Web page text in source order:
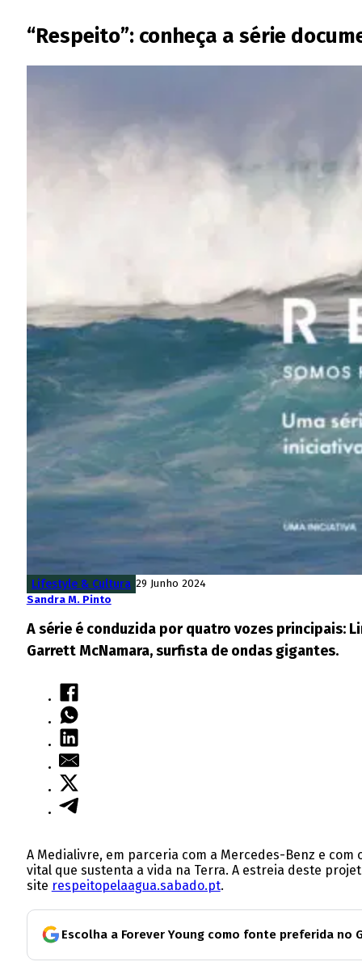
“Respeito”: conheça a série
Lifestyle & Cultura 29 Junho 2024
Sandra M. Pinto
A série é conduzida por quatro vozes principais:
Garrett McNamara, surfista de ondas gigantes.
A Medialivre, em parceria com a Mercedes-Benz e com
vital que sustenta a vida na Terra. A estreia deste
site respeitopelaagua.sabado.pt.
Escolha a Forever Young como fonte preferida no